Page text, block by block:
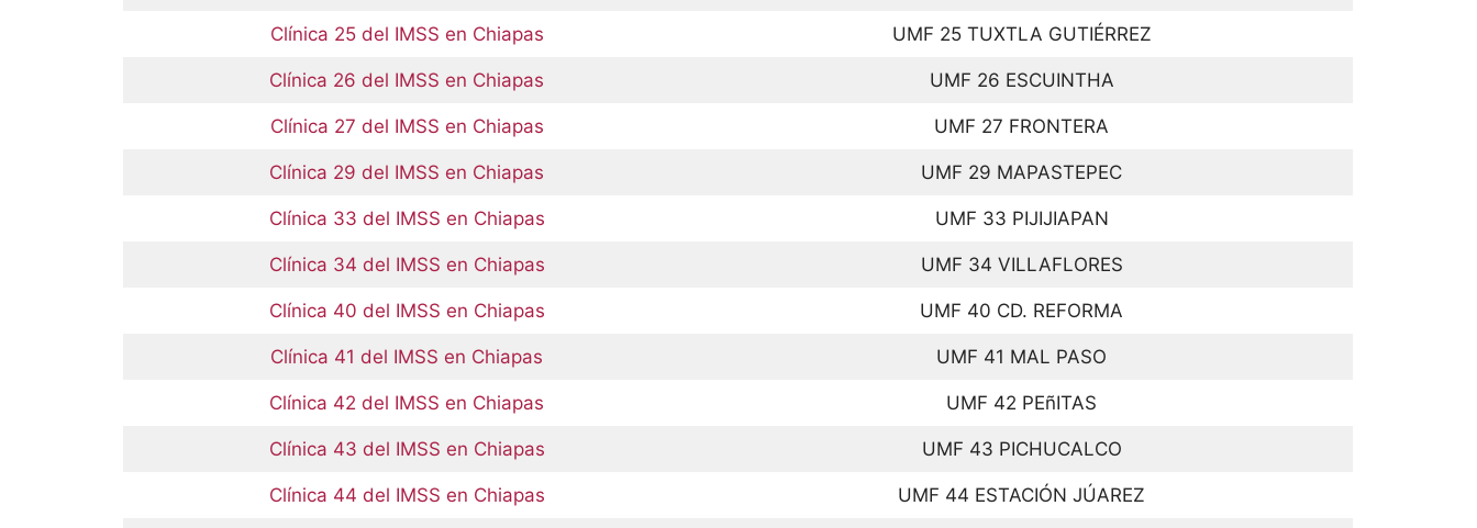
Clínica 25 del IMSS en Chiapas UMF 25 TUXTLA GUTIÉRREZ
Clínica 26 del IMSS en Chiapas UMF 26 ESCUINTHA
Clínica 27 del IMSS en Chiapas UMF 27 FRONTERA
Clínica 29 del IMSS en Chiapas UMF 29 MAPASTEPEC
Clínica 33 del IMSS en Chiapas UMF 33 PIJIJIAPAN
Clínica 34 del IMSS en Chiapas UMF 34 VILLAFLORES
Clínica 40 del IMSS en Chiapas UMF 40 CD. REFORMA
Clínica 41 del IMSS en Chiapas UMF 41 MAL PASO
Clínica 42 del IMSS en Chiapas UMF 42 PEñITAS
Clínica 43 del IMSS en Chiapas UMF 43 PICHUCALCO
Clínica 44 del IMSS en Chiapas UMF 44 ESTACIÓN JÚAREZ